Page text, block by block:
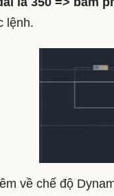
lệnh.
về chế độ